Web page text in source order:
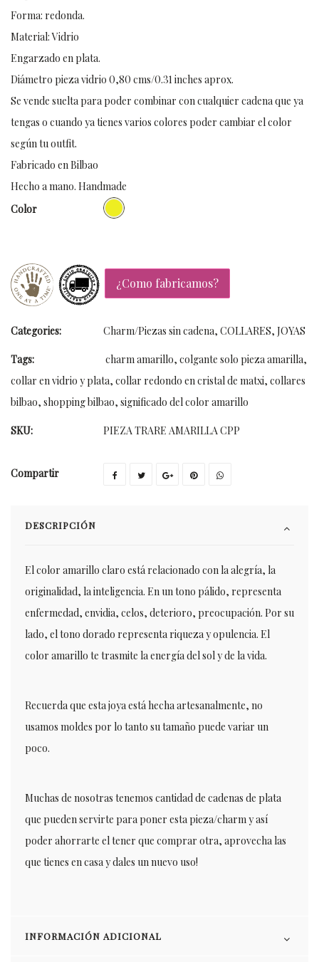
Forma: redonda.
Material: Vidrio
Engarzado en plata.
Diámetro pieza vidrio 0,80 cms/0.31 inches aprox.
Se vende suelta para poder combinar con cualquier cadena que ya
tengas o cuando ya tienes varios colores poder cambiar el color
según tu outfit.
Fabricado en Bilbao
Hecho a mano. Handmade
Color
¿Como fabricamos?
Categories: Charm/Piezas sin cadena, COLLARES, JOYAS
Tags: charm amarillo, colgante solo pieza amarilla,
collar en vidrio y plata, collar redondo en cristal de matxi, collares
bilbao, shopping bilbao, significado del color amarillo
SKU: PIEZA TRARE AMARILLA CPP
Compartir
DESCRIPCIÓN
El color amarillo claro está relacionado con la alegría, la
originalidad, la inteligencia. En un tono pálido, representa
enfermedad, envidia, celos, deterioro, preocupación. Por su
lado, el tono dorado representa riqueza y opulencia. El
color amarillo te trasmite la energía del sol y de la vida.
Recuerda que esta joya está hecha artesanalmente, no
usamos moldes por lo tanto su tamaño puede variar un
poco.
Muchas de nosotras tenemos cantidad de cadenas de plata
que pueden servirte para poner esta pieza/charm y así
poder ahorrarte el tener que comprar otra, aprovecha las
que tienes en casa y dales un nuevo uso!
INFORMACIÓN ADICIONAL